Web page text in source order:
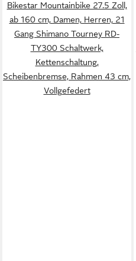
Bikestar Mountainbike 27.5 Zoll,
ab 160 cm, Damen, Herren, 21
Gang Shimano Tourney RD-
TY300 Schaltwerk,
Kettenschaltung,
Scheibenbremse, Rahmen 43 cm,
Vollgefedert